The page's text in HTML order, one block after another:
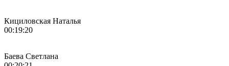
Кициловская Наталья
00:19:20
Баева Светлана